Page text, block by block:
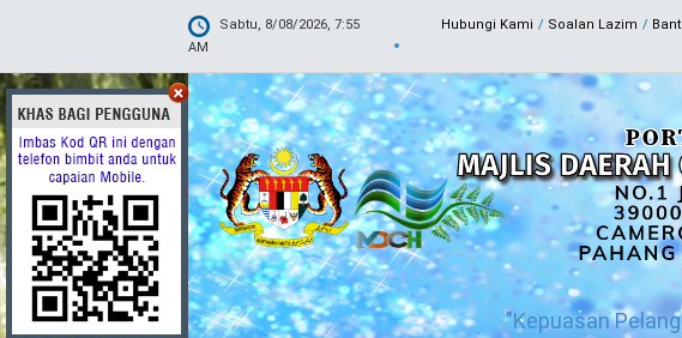
Sabtu, 8/08/2026, 7:55
AM
Hubungi Kami Soalan Lazim
"Kepuasan